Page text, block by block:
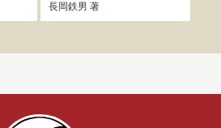
長岡鉄男 著